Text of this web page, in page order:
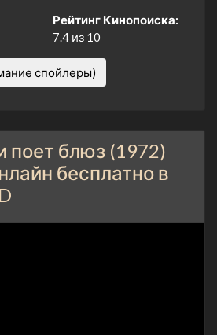
Рейтинг Кинопоиска:
7.4 из 10
спойлеры)
блюз (1972)
бесплатно в